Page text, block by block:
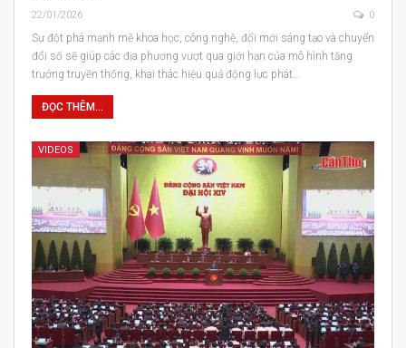
22/01/2026 0
Sự đột phá mạnh mẽ khoa học, công nghệ, đổi mới sáng tạo và chuyển
đổi số sẽ giúp các địa phương vượt qua giới hạn của mô hình tăng
trưởng truyền thống, khai thác hiệu quả động lực phát…
ĐỌC THÊM...
VIDEOS